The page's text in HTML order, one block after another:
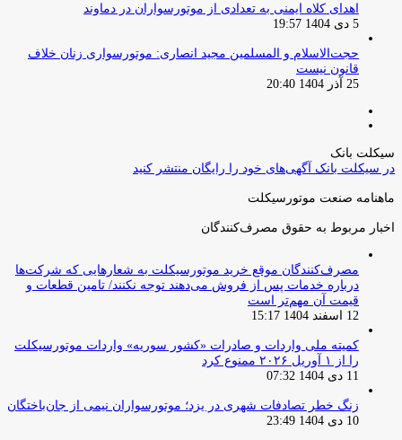
اهدای کلاه ایمنی به تعدادی از موتورسواران در دماوند
5 دی 1404 19:57
حجت‌الاسلام و المسلمین مجید انصاری: موتورسواری زنان خلاف
قانون نیست
25 آذر 1404 20:40
سیکلت بانک
در سیکلت بانک آگهی‌های خود را رایگان منتشر کنید
ماهنامه صنعت موتورسیکلت
اخبار مربوط به حقوق مصرف‌کنندگان
مصرف‌کنندگان موقع خرید موتورسیکلت به شعارهایی که شرکت‌ها
درباره خدمات پس از فروش می‌دهند توجه نکنند/ تامین قطعات و
قیمت آن مهم‌تر است
12 اسفند 1404 15:17
کمیته ملی واردات و صادرات «کشور سوریه» واردات موتورسیکلت
را از ۱ آوریل ۲۰۲۶ ممنوع کرد
11 دی 1404 07:32
زنگ خطر تصادفات شهری در یزد؛ موتورسواران نیمی از جان‌باختگان
10 دی 1404 23:49